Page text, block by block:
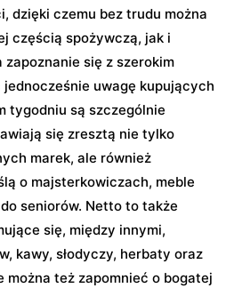
dzięki czemu bez trudu można
częścią spożywczą, jak i
zapoznanie się z szerokim
uwagę kupujących
tygodniu są szczególnie
się zresztą nie tylko
marek, ale również
o majsterkowiczach, meble
seniorów. Netto to także
się, między innymi,
kawy, słodyczy, herbaty oraz
można też zapomnieć o bogatej